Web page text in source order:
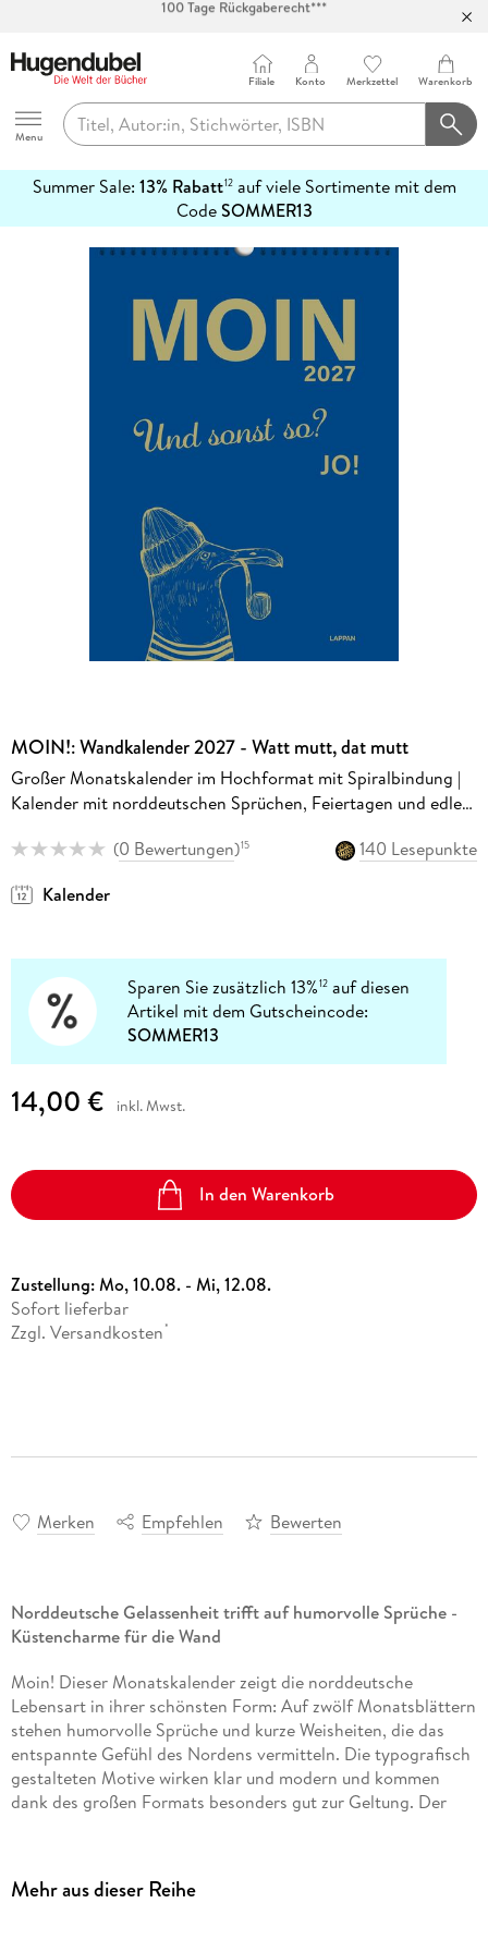
Abholung in über 100 Filialen
Hugendubel
Menu
Filiale Konto Merkzettel Warenkorb
Summer Sale: 13% Rabatt12auf viele Sortimente mit dem
CodeSOMMER13
erfahren
MOIN!: Wandkalender 2027 - Watt mutt, dat mutt
Großer Monatskalender im Hochformat mit Spiralbindung |
Kalender mit norddeutschen Sprüchen, Feiertagen und edler
(0 Bewertungen)15
140 Lesepunkte
Kalender
Sparen Sie zusätzlich 13%12 auf diesen
Artikel mit dem Gutscheincode:
SOMMER13
14,00 € inkl. Mwst.
In den Warenkorb
Zustellung:Mo, 10.08. - Mi, 12.08.
Sofort lieferbar
Zzgl. Versandkosten *
Merken Empfehlen Bewerten
Norddeutsche Gelassenheit trifft auf humorvolle Sprüche -
Küstencharme für die Wand
Moin! Dieser Monatskalender zeigt die norddeutsche
Lebensart in ihrer schönsten Form: Auf zwölf Monatsblättern
stehen humorvolle Sprüche und kurze Weisheiten, die das
entspannte Gefühl des Nordens vermitteln. Die typografisch
gestalteten Motive wirken klar und modern und kommen
dank des großen Formats besonders gut zur Geltung. Der
Sonn- und Feiertage erleichtern die Orientierung und
Mehr aus dieser Reihe